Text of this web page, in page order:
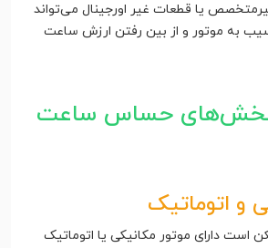
یا قطعات غیر اورجینال می‌تواند
به موتور و از بین رفتن ارزش ساعت
بخش‌های حساس ساعت
و اتوماتیک
دارای موتور مکانیکی یا اتوماتیک